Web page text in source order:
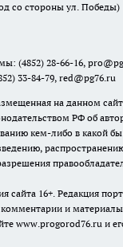
со стороны ул. Победы)
(4852) 28-66-16,
33-84-79, red@pg76.ru
на данном
РФ об
кем-либо в какой
сайта 16+. Редакция
комментарии и
www.progorod76.ru и